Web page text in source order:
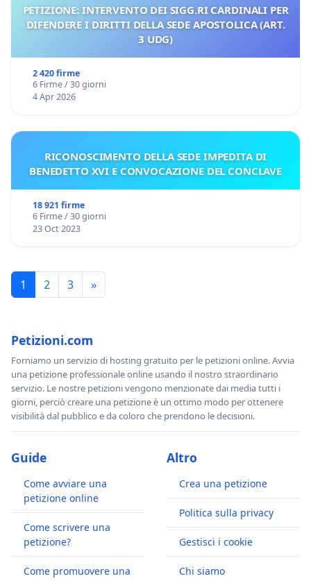
PETIZIONE: INTERVENTO DEI SIGG.RI CARDINALI PER
DIFENDERE I DIRITTI DELLA SEDE APOSTOLICA (ART.
3 UDG)
2 420 firme
6 Firme / 30 giorni
4 Apr 2026
RICONOSCIMENTO DELLA SEDE IMPEDITA DI
BENEDETTO XVI E CONVOCAZIONE DEL CONCLAVE
18 921 firme
6 Firme / 30 giorni
23 Oct 2023
1 2 3 »
Petizioni.com
Forniamo un servizio di hosting gratuito per le petizioni online. Avvia
una petizione professionale online usando il nostro straordinario
servizio. Le nostre petizioni vengono menzionate dai media tutti i
giorni, perciò creare una petizione è un ottimo modo per ottenere
visibilità dal pubblico e da coloro che prendono le decisioni.
Guide
Come avviare una
petizione online
Come scrivere una
petizione?
Come promuovere una
Altro
Crea una petizione
Politica sulla privacy
Gestisci i cookie
Chi siamo